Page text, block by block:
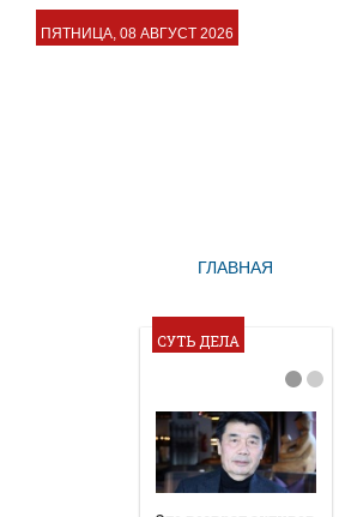
ПЯТНИЦА, 08 АВГУСТ 2026
ГЛАВНАЯ
СУТЬ ДЕЛА